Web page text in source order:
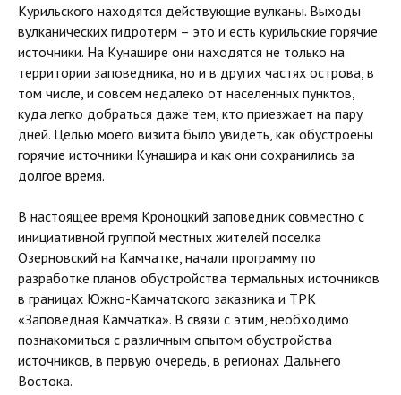
Курильского находятся действующие вулканы. Выходы
вулканических гидротерм – это и есть курильские горячие
источники. На Кунашире они находятся не только на
территории заповедника, но и в других частях острова, в
том числе, и совсем недалеко от населенных пунктов,
куда легко добраться даже тем, кто приезжает на пару
дней. Целью моего визита было увидеть, как обустроены
горячие источники Кунашира и как они сохранились за
долгое время.
В настоящее время Кроноцкий заповедник совместно с
инициативной группой местных жителей поселка
Озерновский на Камчатке, начали программу по
разработке планов обустройства термальных источников
в границах Южно-Камчатского заказника и ТРК
«Заповедная Камчатка». В связи с этим, необходимо
познакомиться с различным опытом обустройства
источников, в первую очередь, в регионах Дальнего
Востока.